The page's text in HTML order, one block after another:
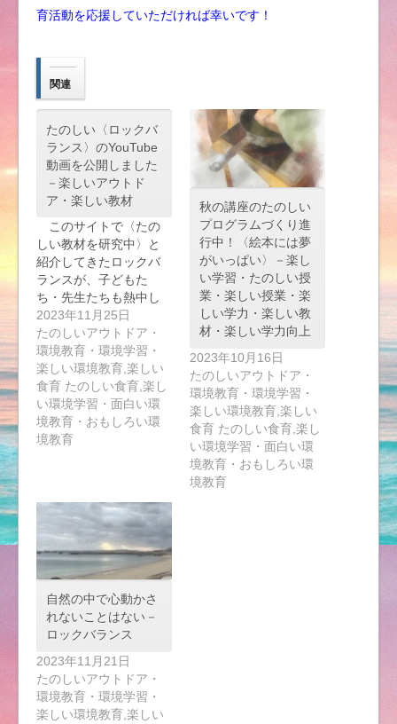
育活動を応援していただければ幸いです！
関連
たのしい〈ロックバ
ランス〉のYouTube
動画を公開しました
－楽しいアウトド
ア・楽しい教材
このサイトで〈たの
しい教材を研究中〉と
紹介してきたロックバ
ランスが、子どもた
ち・先生たちも熱中し
て…
2023年11月25日
たのしいアウトドア・
環境教育・環境学習・
楽しい環境教育,楽しい
食育 たのしい食育,楽し
い環境学習・面白い環
境教育・おもしろい環
境教育
秋の講座のたのしい
プログラムづくり進
行中！〈絵本には夢
がいっぱい〉－楽し
い学習・たのしい授
業・楽しい授業・楽
しい学力・楽しい教
材・楽しい学力向上
2023年10月16日
たのしいアウトドア・
環境教育・環境学習・
楽しい環境教育,楽しい
食育 たのしい食育,楽し
い環境学習・面白い環
境教育・おもしろい環
境教育
自然の中で心動かさ
れないことはない－
ロックバランス
2023年11月21日
たのしいアウトドア・
環境教育・環境学習・
楽しい環境教育,楽しい